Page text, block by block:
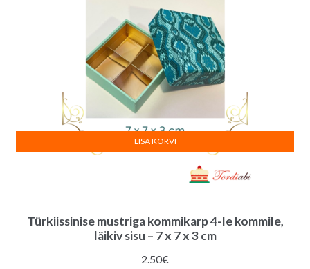
Türkiissinise mustriga kommikarp 4-le kommile,
läikiv sisu – 7 x 7 x 3 cm
2.50€
LISA KORVI